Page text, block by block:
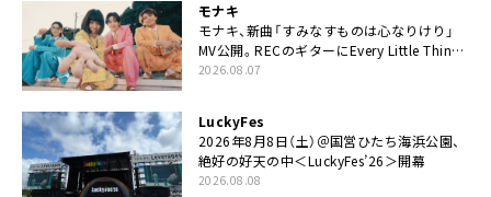
モナキ
モナキ、新曲「すみなすものは心なりけり」
MV公開。RECのギターにEvery Little Thing・
伊藤一朗参加も
2026.08.07
LuckyFes
2026年8月8日（土）＠国営ひたち海浜公園、
絶好の好天の中＜LuckyFes’26＞開幕
2026.08.08